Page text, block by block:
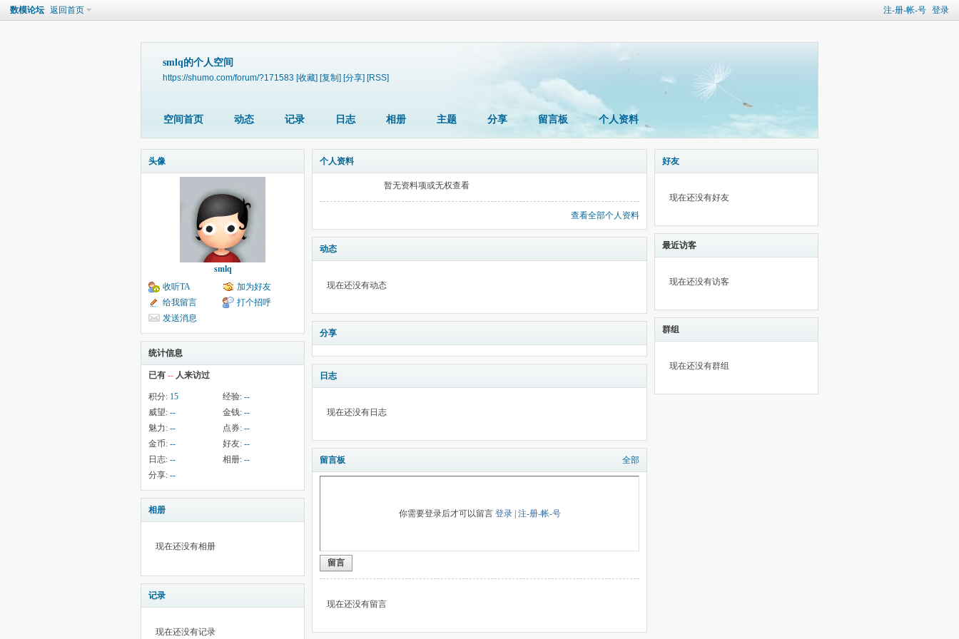
注-册-帐-号 登录
数模论坛 返回首页
smlq的个人空间
https://shumo.com/forum/?171583 [收藏] [复制] [分享] [RSS]
空间首页 动态 记录 日志 相册 主题 分享 留言板 个人资料
头像
smlq
收听TA
加为好友
给我留言
打个招呼
发送消息
统计信息
已有 -- 人来访过
积分: 15 经验: --
威望: -- 金钱: --
魅力: -- 点券: --
金币: -- 好友: --
日志: -- 相册: --
分享: --
相册
现在还没有相册
记录
现在还没有记录
个人资料
暂无资料项或无权查看
查看全部个人资料
动态
现在还没有动态
分享
日志
现在还没有日志
留言板 全部
你需要登录后才可以留言 登录| 注-册-帐-号
留言
现在还没有留言
好友
现在还没有好友
最近访客
现在还没有访客
群组
现在还没有群组